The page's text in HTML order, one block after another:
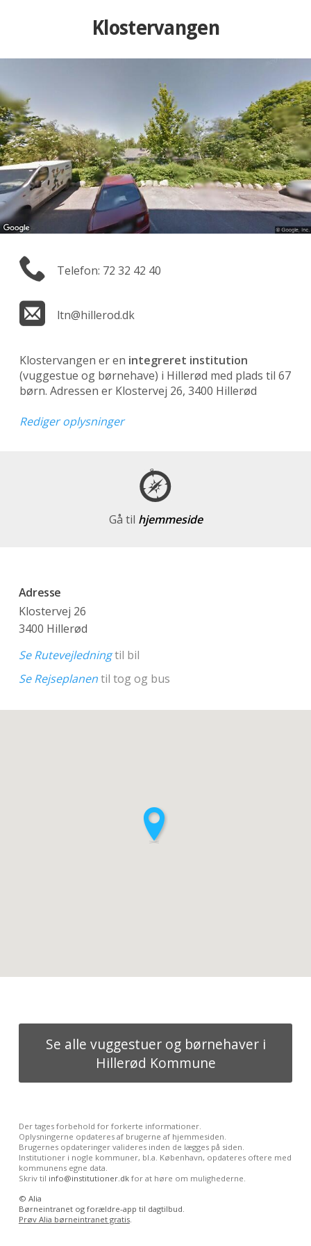
Klostervangen
Telefon: 72 32 42 40
ltn@hillerod.dk
Klostervangen er en integreret institution
(vuggestue og børnehave) i Hillerød med plads til 67
børn. Adressen er Klostervej 26, 3400 Hillerød
Rediger oplysninger
Gå til hjemmeside
Adresse
Klostervej 26
3400 Hillerød
Se Rutevejledningtil bil
Se Rejseplanentil tog og bus
Se alle vuggestuer og børnehaver i
Hillerød Kommune
Der tages forbehold for forkerte informationer.
Oplysningerne opdateres af brugerne af hjemmesiden.
Brugernes opdateringer valideres inden de lægges på siden.
Institutioner i nogle kommuner, bl.a. København, opdateres oftere med
kommunens egne data.
Skriv til info@institutioner.dkfor at høre om mulighederne.
© Alia
Børneintranet og forældre-app til dagtilbud.
Prøv Alia børneintranet gratis.